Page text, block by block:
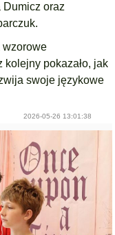
Dumicz oraz
wzorowe
kolejny pokazało, jak
swoje językowe
2026-05-26 13:01:38